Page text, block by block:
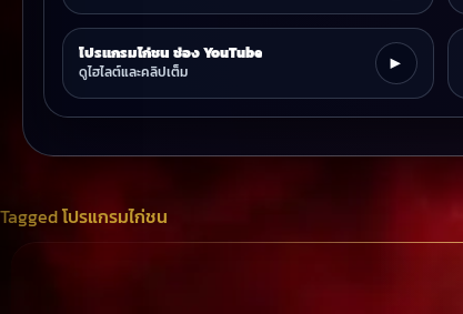
โปรแกรมไก่ชน ช่อง YouTube
ดูไฮไลต์และคลิปเต็ม ▶
Taggedโปรแกรมไก่ชน